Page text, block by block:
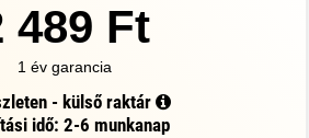
489 Ft
1 év garancia
- külső raktár
idő: 2-6 munkanap